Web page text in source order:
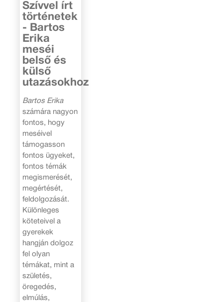
Szívvel írt
történetek
- Bartos
Erika
meséi
belső és
külső
utazásokhoz
Bartos Erika
számára nagyon
fontos, hogy
meséivel
támogasson
fontos ügyeket,
fontos témák
megismerését,
megértését,
feldolgozását.
Különleges
köteteivel a
gyerekek
hangján dolgoz
fel olyan
témákat, mint a
születés,
öregedés,
elmúlás,